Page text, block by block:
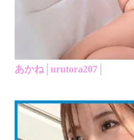
あかね│urutora207│